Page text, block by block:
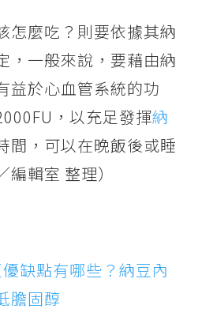
怎麼吃？則要依據其納
，一般來說，要藉由納
益於心血管系統的功
，以充足發揮納
間，可以在晚飯後或睡
輯室 整理）
缺點有哪些？納豆內
膽固醇